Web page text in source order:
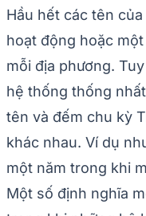
Hầu hết các tên
hoạt động hoặc
mỗi địa phương.
hệ thống thống
tên và đếm chu kỳ
khác nhau. Ví dụ
một năm trong khi
Một số định nghĩa